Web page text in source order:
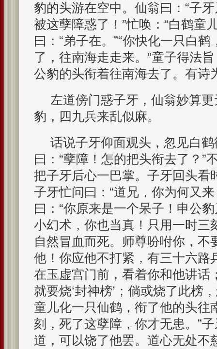
豹的头游在空中。仙翁曰：“子
被这孽障惑了！”忙唤：“白鹤童
曰：“弟子在。”“你快化一只白
了，往南海走走来。”童子得法
公豹的头衔着往南海去了。有诗
左道傍门惑子牙，仙翁妙算
豹，四九兵来乱似麻。
话说子牙仰面观头，忽见白
曰：“孽障！怎的把头衔去了？”
把子牙后心一巴掌。子牙回头看
子牙忙问曰：“道兄，你为何又
曰：“你原来是一个呆子！申公
小幻术，你也当真！只用一时三
自然冒血而死。师尊吩咐你，不
他！你应他不打紧，有三十六路
在玉虚宫门前，看着你和他讲话
就要烧‘封神榜’；倘或烧了此榜
童儿化一只仙鹤，衔了他的头往
刻，死了这孽障，你才无患。”
道，可以饶了他罢。道心无处不